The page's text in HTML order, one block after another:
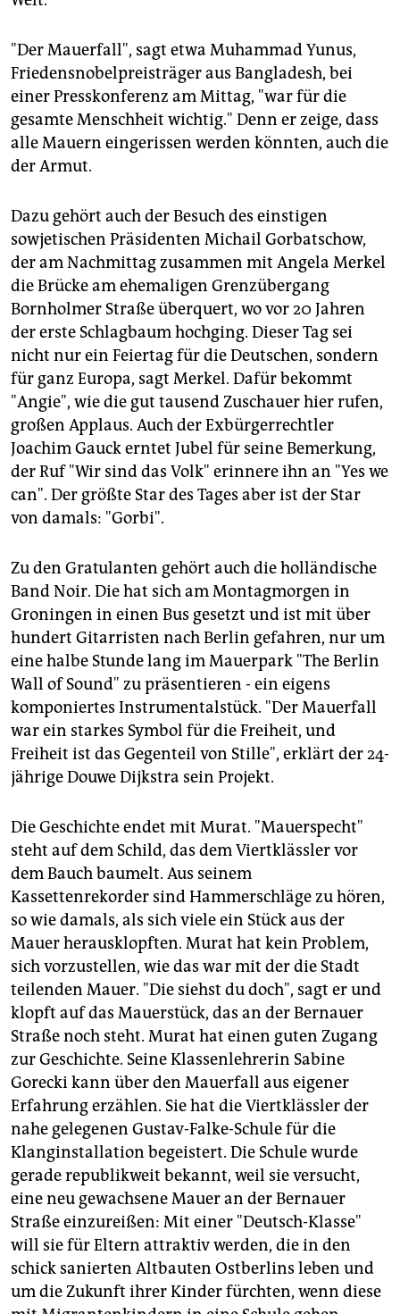
"Der Mauerfall", sagt etwa Muhammad Yunus,
Friedensnobelpreisträger aus Bangladesh, bei
einer Presskonferenz am Mittag, "war für die
gesamte Menschheit wichtig." Denn er zeige, dass
alle Mauern eingerissen werden könnten, auch die
der Armut.
Dazu gehört auch der Besuch des einstigen
sowjetischen Präsidenten Michail Gorbatschow,
der am Nachmittag zusammen mit Angela Merkel
die Brücke am ehemaligen Grenzübergang
Bornholmer Straße überquert, wo vor 20 Jahren
der erste Schlagbaum hochging. Dieser Tag sei
nicht nur ein Feiertag für die Deutschen, sondern
für ganz Europa, sagt Merkel. Dafür bekommt
"Angie", wie die gut tausend Zuschauer hier rufen,
großen Applaus. Auch der Exbürgerrechtler
Joachim Gauck erntet Jubel für seine Bemerkung,
der Ruf "Wir sind das Volk" erinnere ihn an "Yes we
can". Der größte Star des Tages aber ist der Star
von damals: "Gorbi".
Zu den Gratulanten gehört auch die holländische
Band Noir. Die hat sich am Montagmorgen in
Groningen in einen Bus gesetzt und ist mit über
hundert Gitarristen nach Berlin gefahren, nur um
eine halbe Stunde lang im Mauerpark "The Berlin
Wall of Sound" zu präsentieren - ein eigens
komponiertes Instrumentalstück. "Der Mauerfall
war ein starkes Symbol für die Freiheit, und
Freiheit ist das Gegenteil von Stille", erklärt der 24-
jährige Douwe Dijkstra sein Projekt.
Die Geschichte endet mit Murat. "Mauerspecht"
steht auf dem Schild, das dem Viertklässler vor
dem Bauch baumelt. Aus seinem
Kassettenrekorder sind Hammerschläge zu hören,
so wie damals, als sich viele ein Stück aus der
Mauer herausklopften. Murat hat kein Problem,
sich vorzustellen, wie das war mit der die Stadt
teilenden Mauer. "Die siehst du doch", sagt er und
klopft auf das Mauerstück, das an der Bernauer
Straße noch steht. Murat hat einen guten Zugang
zur Geschichte. Seine Klassenlehrerin Sabine
Gorecki kann über den Mauerfall aus eigener
Erfahrung erzählen. Sie hat die Viertklässler der
nahe gelegenen Gustav-Falke-Schule für die
Klanginstallation begeistert. Die Schule wurde
gerade republikweit bekannt, weil sie versucht,
eine neu gewachsene Mauer an der Bernauer
Straße einzureißen: Mit einer "Deutsch-Klasse"
will sie für Eltern attraktiv werden, die in den
schick sanierten Altbauten Ostberlins leben und
um die Zukunft ihrer Kinder fürchten, wenn diese